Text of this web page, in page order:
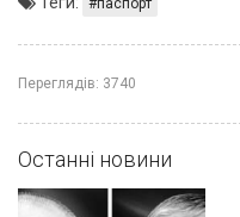
Переглядів: 3740
Останні новини